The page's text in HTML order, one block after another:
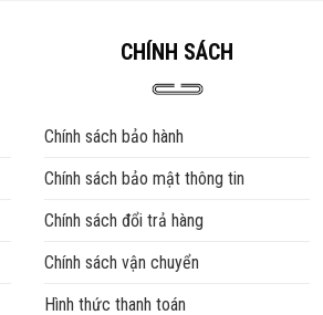
CHÍNH SÁCH
Chính sách bảo hành
Chính sách bảo mật thông tin
Chính sách đổi trả hàng
Chính sách vận chuyển
Hình thức thanh toán